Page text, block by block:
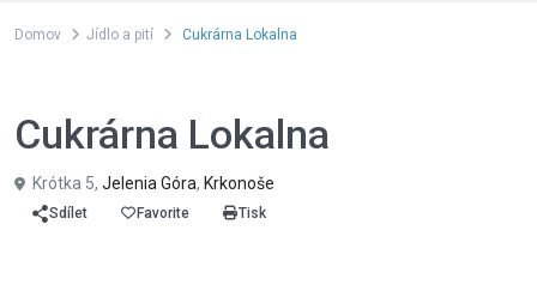
Domov Jídlo a pití Cukrárna Lokalna
Cukrárna Lokalna
Krótka 5, Jelenia Góra, Krkonoše
Sdílet Favorite Tisk